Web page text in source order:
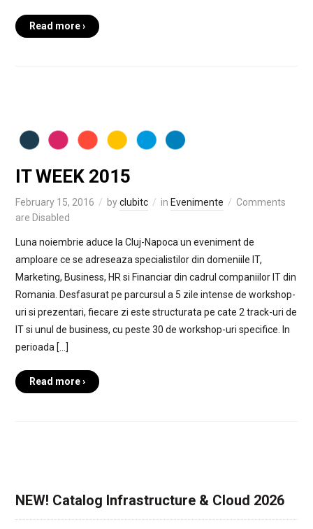
Read more ›
IT WEEK 2015
February 15, 2016 byclubitc in Evenimente
Comments
are Disabled
Luna noiembrie aduce la Cluj-Napoca un eveniment de
amploare ce se adreseaza specialistilor din domeniile IT,
Marketing, Business, HR si Financiar din cadrul companiilor IT din
Romania. Desfasurat pe parcursul a 5 zile intense de workshop-
uri si prezentari, fiecare zi este structurata pe cate 2 track-uri de
IT si unul de business, cu peste 30 de workshop-uri specifice. In
perioada […]
Read more ›
NEW! Catalog Infrastructure & Cloud 2026